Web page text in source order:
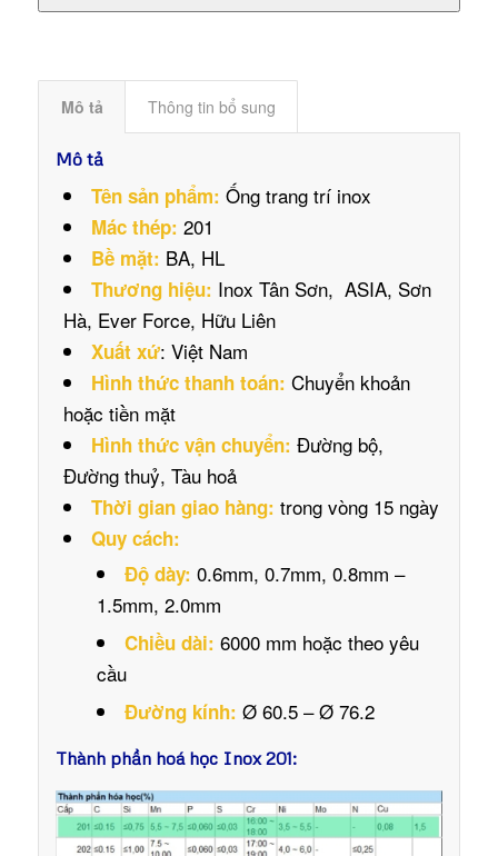
Mô tả Thông tin bổ sung
Mô tả
Tên sản phẩm: Ống trang trí inox
Mác thép: 201
Bề mặt: BA, HL
Thương hiệu: Inox Tân Sơn, ASIA, Sơn
Hà, Ever Force, Hữu Liên
Xuất xứ: Việt Nam
Hình thức thanh toán: Chuyển khoản
hoặc tiền mặt
Hình thức vận chuyển: Đường bộ,
Đường thuỷ, Tàu hoả
Thời gian giao hàng: trong vòng 15 ngày
Quy cách:
Độ dày: 0.6mm, 0.7mm, 0.8mm –
1.5mm, 2.0mm
Chiều dài: 6000 mm hoặc theo yêu
cầu
Đường kính: Ø 60.5 – Ø 76.2
Thành phần hoá học Inox 201: